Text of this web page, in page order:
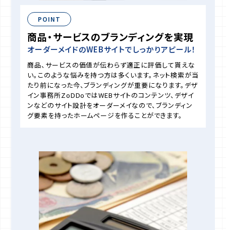
POINT
商品・サービスのブランディングを実現
オーダーメイドのWEBサイトでしっかりアピール！
商品、サービスの価値が伝わらず適正に評価して貰えな
い。このような悩みを持つ方は多くいます。ネット検索が当
たり前になった今、ブランディングが重要になります。デザ
イン事務所ZoDDoではWEBサイトのコンテンツ、デザイ
ンなどのサイト設計をオーダーメイなので、ブランディン
グ要素を持ったホームページを作ることができます。